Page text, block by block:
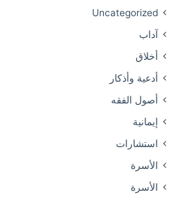
Uncategorized
آداب
أخلاق
أدعية وأذكار
أصول الفقه
إيمانية
استشارات
الأسرة
الأسرة